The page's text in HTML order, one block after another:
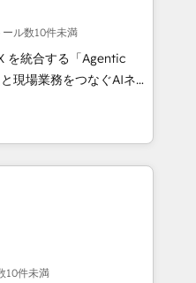
our consultants have
giving us a practical
and operators need
evolve. Since
healthcare, software,
financial services and
AI-ready systems that
consistently strong
ール数10件未満
を統合する「Agentic
💡 100inc は何
通基盤に、AIエージェン
務（マーケティング・営
業部・グループ会社・部
業務プロセスのサイロ化
盤に再構築します。意
並走します。 1️⃣
10件未満